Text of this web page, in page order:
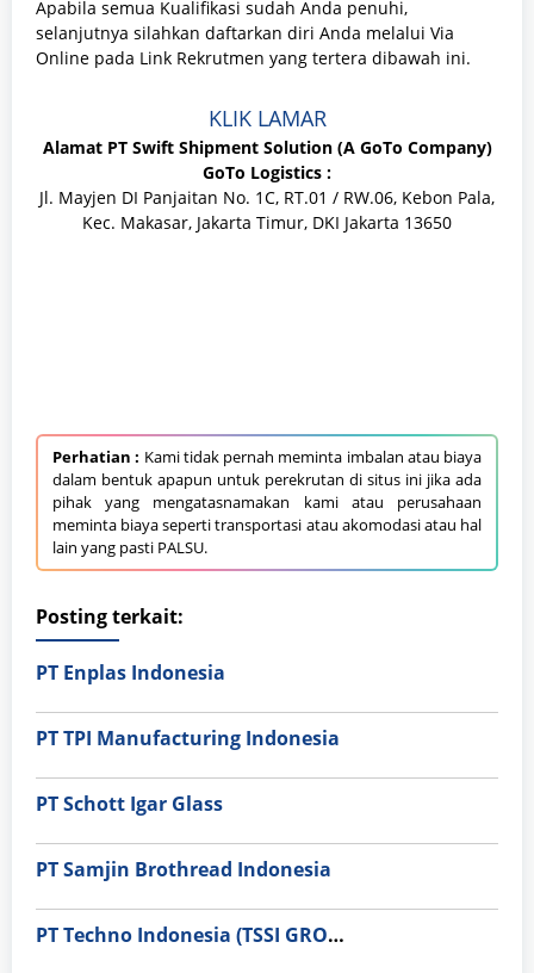
Apabila semua Kualifikasi sudah Anda penuhi,
selanjutnya silahkan daftarkan diri Anda melalui Via
Online pada Link Rekrutmen yang tertera dibawah ini.
KLIK LAMAR
Alamat PT Swift Shipment Solution (A GoTo Company)
GoTo Logistics :
Jl. Mayjen DI Panjaitan No. 1C, RT.01 / RW.06, Kebon Pala,
Kec. Makasar, Jakarta Timur, DKI Jakarta 13650
Perhatian : Kami tidak pernah meminta imbalan atau biaya
dalam bentuk apapun untuk perekrutan di situs ini jika ada
pihak yang mengatasnamakan kami atau perusahaan
meminta biaya seperti transportasi atau akomodasi atau hal
lain yang pasti PALSU.
Posting terkait:
PT Enplas Indonesia
PT TPI Manufacturing Indonesia
PT Schott Igar Glass
PT Samjin Brothread Indonesia
PT Techno Indonesia (TSSI GROUP)